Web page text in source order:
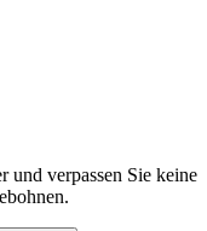
und verpassen Sie keine